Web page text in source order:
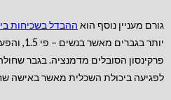
גורם מעניין נוסף הוא ההבדל בשכיחות
יותר
פרקינסון הסובלים מדמנציה. בגבר
לפגיעה ביכולת השכלית מאשר באישה